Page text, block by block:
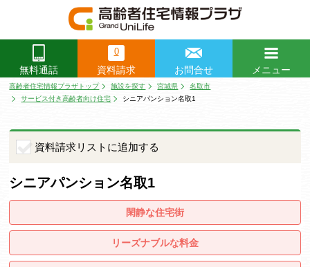
無料通話
0
資料請求 お問合せ
メニュー
高齢者住宅情報プラザトップ 施設を探す 宮城県
名取市
サービス付き高齢者向け住宅
シニアパンション名取1
資料請求リストに追加する
シニアパンション名取1
閑静な住宅街
リーズナブルな料金